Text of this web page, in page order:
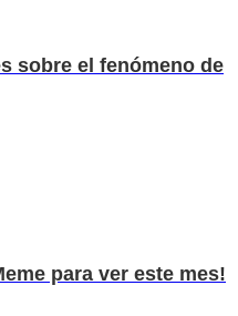
sobre el fenómeno de
para ver este mes!